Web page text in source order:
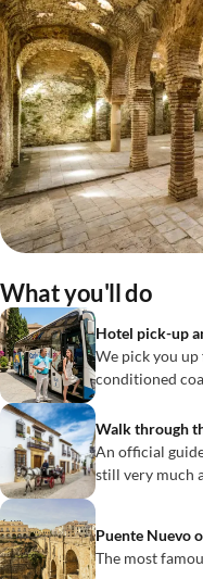
What you'll do
Hotel pick-up
We pick you
conditioned
Walk through
An official
still very much
Puente Nuevo
The most